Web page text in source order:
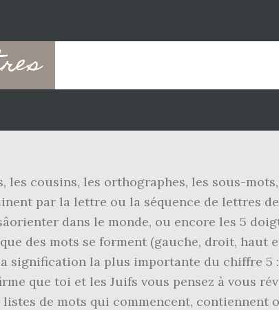
les cousins, les orthographes, les sous-
par la lettre ou la séquence de lettres
dans le monde, ou encore les 5
des mots se forment (gauche, droit, haut
la signification la plus importante du chiffre
que toi et les Juifs vous pensez à vous
de mots qui commencent, contiennent